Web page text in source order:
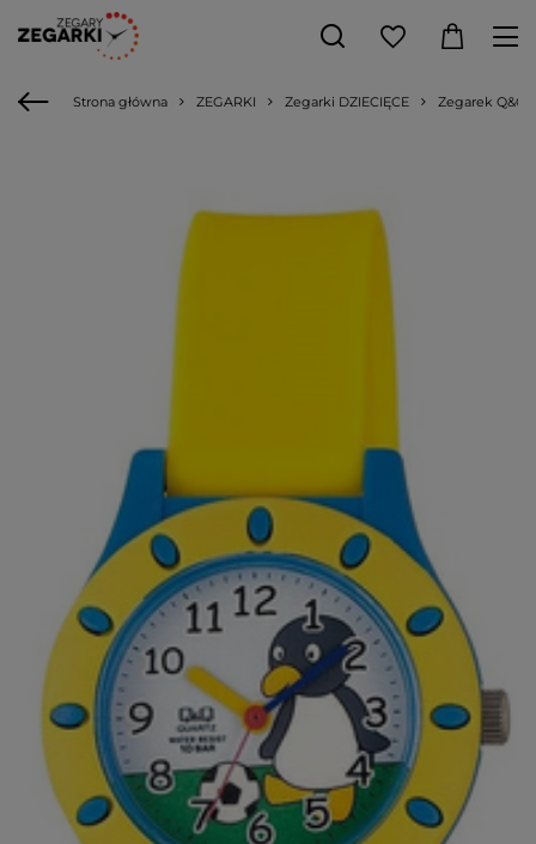
Strona główna ZEGARKI Zegarki DZIECIĘCE Zegarek Q&Q